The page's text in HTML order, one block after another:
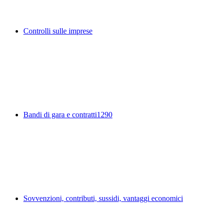
Controlli sulle imprese
Bandi di gara e contratti1290
Sovvenzioni, contributi, sussidi, vantaggi economici